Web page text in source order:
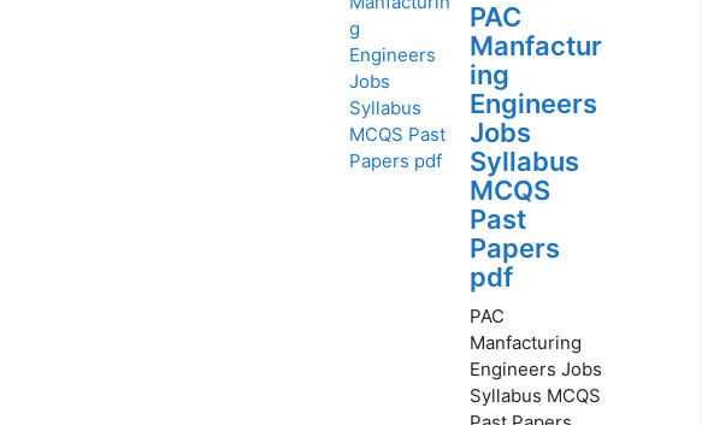
PAC
Manfactur
ing
Engineers
Jobs
Syllabus
MCQS
Past
Papers
pdf
PAC
Manfacturing
Engineers Jobs
Syllabus MCQS